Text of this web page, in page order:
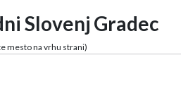
Slovenj Gradec
mesto na vrhu strani)